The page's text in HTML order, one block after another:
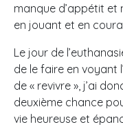
manque d’appétit et
en jouant et en
Le jour de
de le faire en voyant
de « revivre », j’ai
deuxième chance
vie heureuse et